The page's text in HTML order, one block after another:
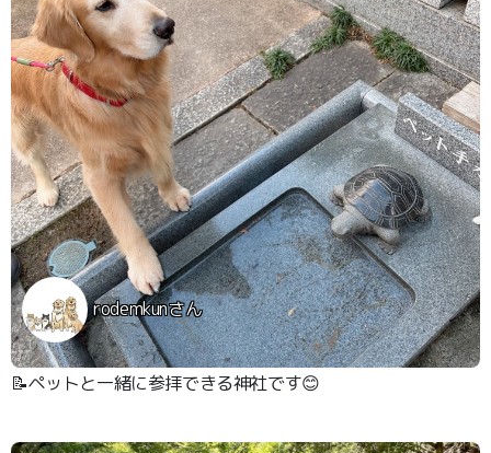
rodemkunさん
📝ペットと一緒に参拝できる神社です😊